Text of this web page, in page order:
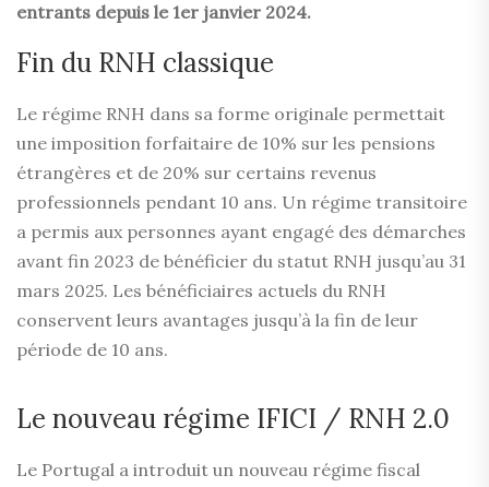
entrants depuis le 1er janvier 2024.
Fin du RNH classique
Le régime RNH dans sa forme originale permettait
une imposition forfaitaire de 10% sur les pensions
étrangères et de 20% sur certains revenus
professionnels pendant 10 ans. Un régime transitoire
a permis aux personnes ayant engagé des démarches
avant fin 2023 de bénéficier du statut RNH jusqu’au 31
mars 2025. Les bénéficiaires actuels du RNH
conservent leurs avantages jusqu’à la fin de leur
période de 10 ans.
Le nouveau régime IFICI / RNH 2.0
Le Portugal a introduit un nouveau régime fiscal